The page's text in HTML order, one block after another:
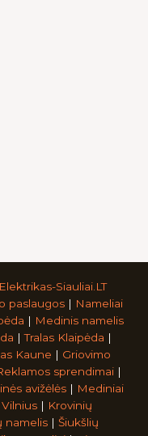
Elektrikas-Siauliai.LT
paslaugos| Nameliai
| Medinis namelis
|Tralas Klaipėda |
Kaune | Griovimo
sprendimai|
avižėlės | Mediniai
| Krovinių
namelis | Šiukšlių